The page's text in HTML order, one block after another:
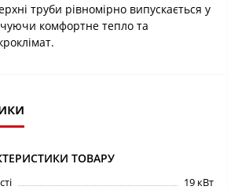
труби рівномірно випускається у
комфортне тепло та
ТОВАРУ
19 кВт